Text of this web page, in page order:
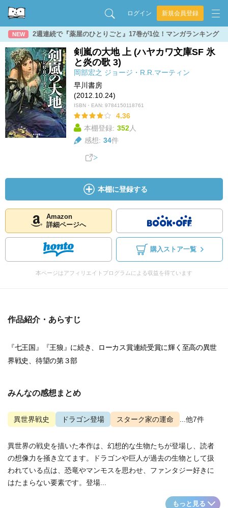
ログイン 新規会員登録
NEW 2週連続で『薬屋のひとりごと』17巻が1位！マンガランキング
剣嵐の大地 上 (ハヤカワ文庫SF 氷
と炎の歌 3)
岡部宏之 ジョージ・R.R.マーティン
早川書房
(2012.10.24)
ISBN・EAN: 9784150118761
4.36
本棚登録: 352人
感想: 34件
本棚に登録する
Amazon
詳細ページへ
購入ストア一覧
本ページはアフィリエイトプログラムによる収益を得ています
作品紹介・あらすじ
『七王国』『王狼』に続き、ローカス賞連続受賞に輝く至高の異世
界戦史、待望の第３部
みんなの感想まとめ
異世界戦史 ドラゴン登場 スターク家の運命 ...他7件
異世界の戦史を描いた本作は、幻想的な生物たちが登場し、読者
の想像力を掻き立てます。ドラゴンや巨人が過去の生物として扱
われている点は、恐竜やマンモスを思わせ、ファンタジー好きに
はたまらない要素です。登場...
もっと見る